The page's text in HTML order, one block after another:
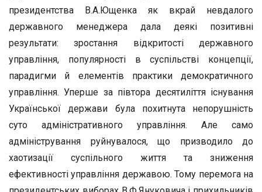
президентства В.А.Ющенка як вкрай невдалого
державного менеджера дала деякі позитивні
результати: зростання відкритості державного
управління, популярності в суспільстві концепції,
парадигми й елементів практики демократичного
управління. Уперше за півтора десятиліття існування
Української держави була похитнута непорушність
суто адміністративного управління. Але само
адміністрування руйнувалося, що призводило до
хаотизації суспільного життя та зниження
ефективності управління державою. Тому перемога на